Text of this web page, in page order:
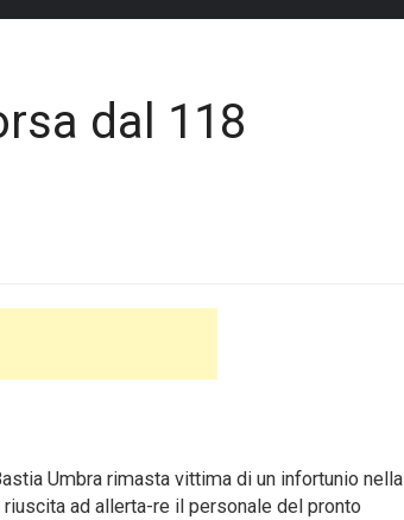
dal 118
Umbra rimasta vittima di un infortunio nella
ad allerta-re il personale del pronto